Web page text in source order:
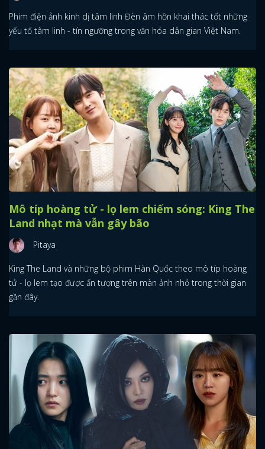
Phim điện ảnh kinh dị tâm linh Đèn âm hồn khai thác tốt những
yếu tố tâm linh - tín ngưỡng trong văn hóa dân gian Việt Nam.
Mô típ hoàng tử - lọ lem chiếm sóng: King The
Land nhạt mà vẫn gây bão
Pitaya
King The Land và những bộ phim Hàn Quốc theo mô típ hoàng
tử - lọ lem tạo được ấn tượng trên màn ảnh nhỏ trong thời gian
gần đây.